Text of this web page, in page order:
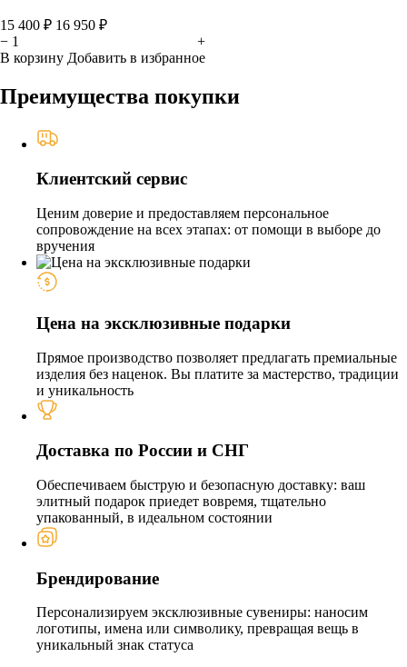
15 400 ₽ 16 950 ₽
−
+
В корзину Добавить в избранное
Преимущества покупки
Клиентский сервис
Ценим доверие и предоставляем персональное
сопровождение на всех этапах: от помощи в выборе до
вручения
Цена на эксклюзивные подарки
Прямое производство позволяет предлагать премиальные
изделия без наценок. Вы платите за мастерство, традиции
и уникальность
Доставка по России и СНГ
Обеспечиваем быструю и безопасную доставку: ваш
элитный подарок приедет вовремя, тщательно
упакованный, в идеальном состоянии
Брендирование
Персонализируем эксклюзивные сувениры: наносим
логотипы, имена или символику, превращая вещь в
уникальный знак статуса